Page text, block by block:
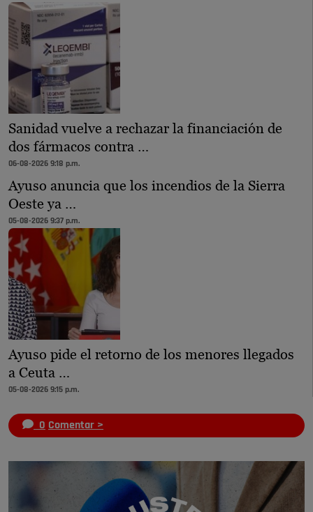
Sanidad vuelve a rechazar la financiación de
dos fármacos contra …
06-08-2026 9:18 p.m.
Ayuso anuncia que los incendios de la Sierra
Oeste ya …
05-08-2026 9:37 p.m.
Ayuso pide el retorno de los menores llegados
a Ceuta …
05-08-2026 9:15 p.m.
0 Comentar >